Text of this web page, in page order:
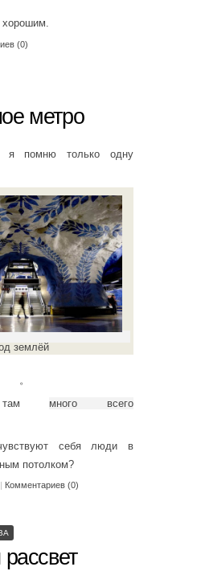
хорошим.
(0)
метро
я помню только одну
землёй
。
там много всего
себя люди в
потолком?
| Комментариев (0)
рассвет